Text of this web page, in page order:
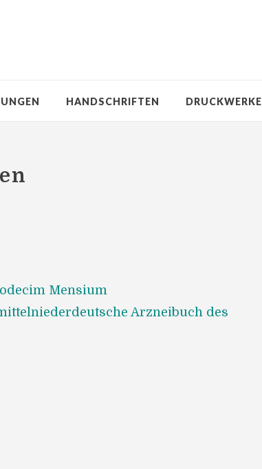
HANDSCHRIFTEN DRUCKWERKE
Mensium
Arzneibuch des